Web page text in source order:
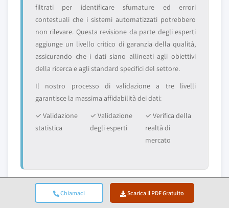
Chiamaci Scarica Il PDF Gratuito
filtrati per identificare sfumature ed errori
contestuali che i sistemi automatizzati potrebbero
non rilevare. Questa revisione da parte degli esperti
aggiunge un livello critico di garanzia della qualità,
assicurando che i dati siano allineati agli obiettivi
della ricerca e agli standard specifici del settore.
Il nostro processo di validazione a tre livelli
garantisce la massima affidabilità dei dati:
✓ Validazione
statistica
✓ Validazione
degli esperti
✓ Verifica della
realtà di
mercato
Fiducia & Credibilità